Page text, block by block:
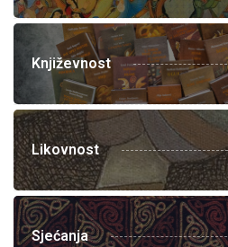
Književnost
Likovnost
Sjećanja